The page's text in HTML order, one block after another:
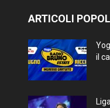
ARTICOLI
il